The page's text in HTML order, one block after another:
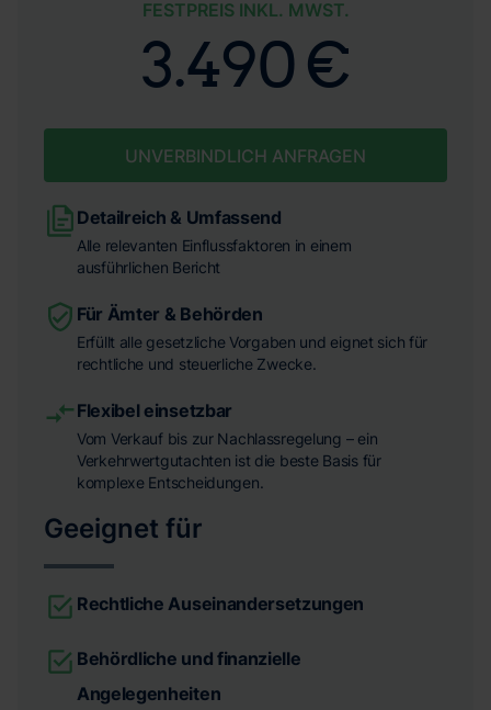
FESTPREIS INKL. MWST.
3.490 €
UNVERBINDLICH ANFRAGEN
Detailreich & Umfassend
Alle relevanten Einflussfaktoren in einem
ausführlichen Bericht
Für Ämter & Behörden
Erfüllt alle gesetzliche Vorgaben und eignet sich für
rechtliche und steuerliche Zwecke.
Flexibel einsetzbar
Vom Verkauf bis zur Nachlassregelung – ein
Verkehrwertgutachten ist die beste Basis für
komplexe Entscheidungen.
Geeignet für
Rechtliche Auseinandersetzungen
Behördliche und finanzielle
Angelegenheiten